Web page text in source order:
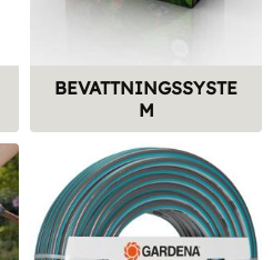
BEVATTNINGSSYSTE
M